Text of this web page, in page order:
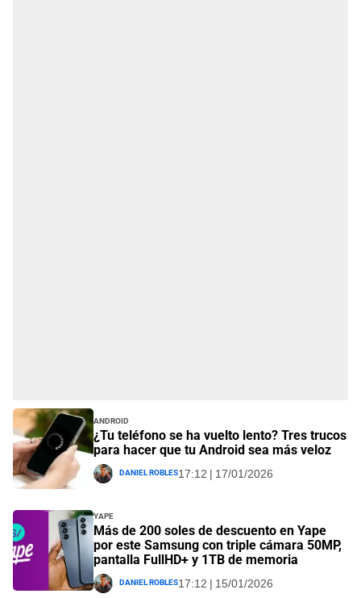
Android
¿Tu teléfono se ha vuelto lento? Tres trucos
para hacer que tu Android sea más veloz
Daniel Robles17:12 | 17/01/2026
Yape
Más de 200 soles de descuento en Yape
por este Samsung con triple cámara 50MP,
pantalla FullHD+ y 1TB de memoria
Daniel Robles17:12 | 15/01/2026